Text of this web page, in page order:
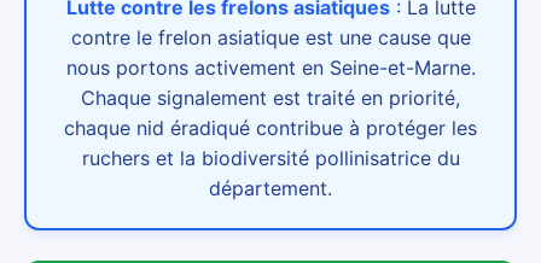
Lutte contre les frelons asiatiques : La lutte
contre le frelon asiatique est une cause que
nous portons activement en Seine-et-Marne.
Chaque signalement est traité en priorité,
chaque nid éradiqué contribue à protéger les
ruchers et la biodiversité pollinisatrice du
département.